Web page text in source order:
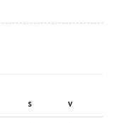
s v